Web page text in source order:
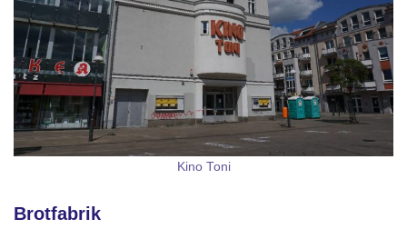
Kino Toni
Brotfabrik